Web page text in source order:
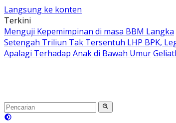
Langsung ke konten
Terkini
Menguji Kepemimpinan di masa BBM Langka
Setengah Triliun Tak Tersentuh LHP BPK,
Apalagi Terhadap Anak di Bawah Umur